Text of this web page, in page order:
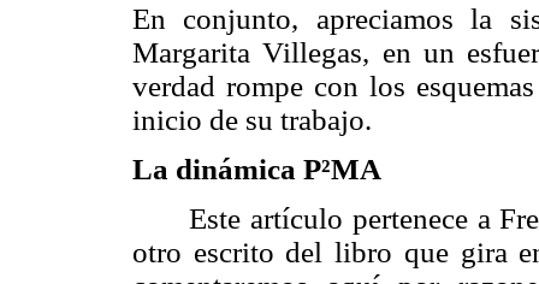
En conjunto, apreciamos la
Margarita Villegas, en un
verdad rompe con los
inicio de su trabajo.
La dinámica P²MA
Este artículo pertenece a
otro escrito del libro que gira